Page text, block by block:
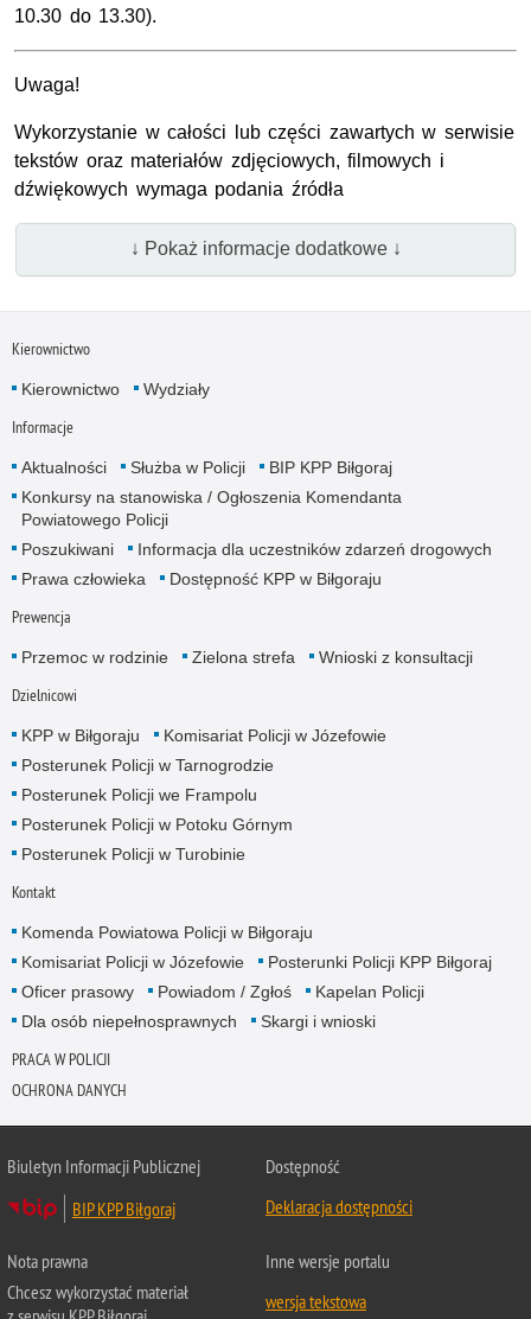
10.30 do 13.30).
Uwaga!
Wykorzystanie w całości lub części zawartych w serwisie
tekstów oraz materiałów zdjęciowych, filmowych i
dźwiękowych wymaga podania źródła
↓ Pokaż informacje dodatkowe ↓
Kierownictwo
Kierownictwo Wydziały
Informacje
Aktualności Służba w Policji
BIP KPP Biłgoraj
Konkursy na stanowiska / Ogłoszenia Komendanta
Powiatowego Policji
Poszukiwani
Informacja dla uczestników zdarzeń drogowych
Prawa człowieka
Dostępność KPP w Biłgoraju
Prewencja
Przemoc w rodzinie Zielona strefa Wnioski z konsultacji
Dzielnicowi
KPP w Biłgoraju
Komisariat Policji w Józefowie
Posterunek Policji w Tarnogrodzie
Posterunek Policji we Frampolu
Posterunek Policji w Potoku Górnym
Posterunek Policji w Turobinie
Kontakt
Komenda Powiatowa Policji w Biłgoraju
Komisariat Policji w Józefowie
Posterunki Policji KPP Biłgoraj
Oficer prasowy
Powiadom / Zgłoś
Kapelan Policji
Dla osób niepełnosprawnych
Skargi i wnioski
PRACA W POLICJI
OCHRONA DANYCH
Biuletyn Informacji Publicznej
BIP KPP Biłgoraj
Dostępność
Deklaracja dostępności
Nota prawna
Chcesz wykorzystać materiał
Inne wersje portalu
wersja tekstowa